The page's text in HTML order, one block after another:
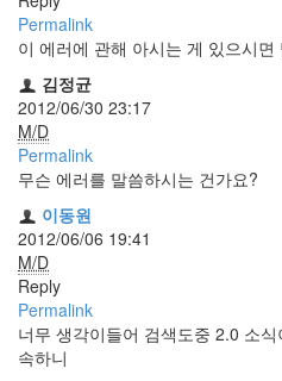
Permalink
이 에러에 관해 아시는 게 있으시면
김정균
2012/06/30 23:17
M/D
Permalink
무슨 에러를 말씀하시는 건가요?
이동원
2012/06/06 19:41
M/D
Reply
Permalink
너무 생각이들어 검색도중 2.0 소
속하니
5
Recent
Posts
Daweikala
AA
1.5V
ion
3800...
by
김
정
균